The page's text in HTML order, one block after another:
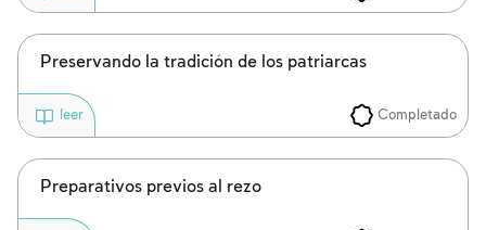
Preservando la tradición de los patriarcas
Completado
leer
Preparativos previos al rezo